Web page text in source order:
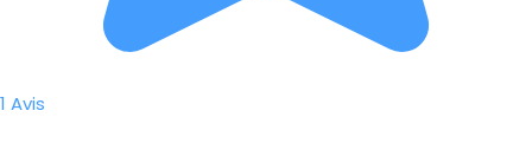
1 Avis